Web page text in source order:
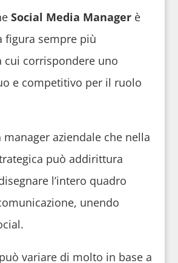
Social Media Managerè
figura sempre più
cui corrispondere uno
e competitivo per il ruolo
aziendale che nella
può addirittura
l’intero quadro
unendo
variare di molto in base a